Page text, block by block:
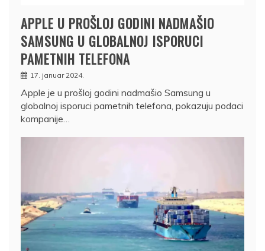
APPLE U PROŠLOJ GODINI NADMAŠIO
SAMSUNG U GLOBALNOJ ISPORUCI
PAMETNIH TELEFONA
17. januar 2024.
Apple je u prošloj godini nadmašio Samsung u
globalnoj isporuci pametnih telefona, pokazuju podaci
kompanije…